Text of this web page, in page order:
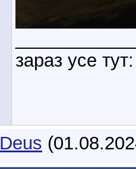
зараз усе
Deus